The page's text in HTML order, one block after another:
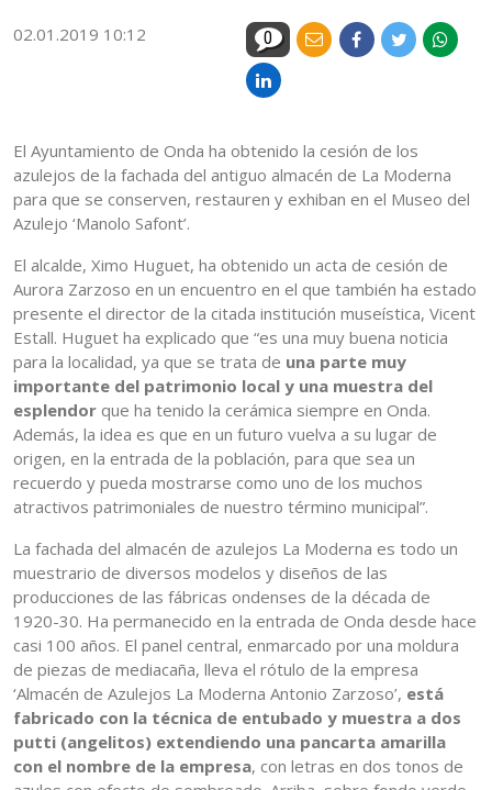
02.01.2019 10:12 0
El Ayuntamiento de Onda ha obtenido la cesión de los
azulejos de la fachada del antiguo almacén de La Moderna
para que se conserven, restauren y exhiban en el Museo del
Azulejo ‘Manolo Safont’.
El alcalde, Ximo Huguet, ha obtenido un acta de cesión de
Aurora Zarzoso en un encuentro en el que también ha estado
presente el director de la citada institución museística, Vicent
Estall. Huguet ha explicado que “es una muy buena noticia
para la localidad, ya que se trata de una parte muy
importante del patrimonio local y una muestra del
esplendor que ha tenido la cerámica siempre en Onda.
Además, la idea es que en un futuro vuelva a su lugar de
origen, en la entrada de la población, para que sea un
recuerdo y pueda mostrarse como uno de los muchos
atractivos patrimoniales de nuestro término municipal”.
La fachada del almacén de azulejos La Moderna es todo un
muestrario de diversos modelos y diseños de las
producciones de las fábricas ondenses de la década de
1920-30. Ha permanecido en la entrada de Onda desde hace
casi 100 años. El panel central, enmarcado por una moldura
de piezas de mediacaña, lleva el rótulo de la empresa
‘Almacén de Azulejos La Moderna Antonio Zarzoso’, está
fabricado con la técnica de entubado y muestra a dos
putti (angelitos) extendiendo una pancarta amarilla
con el nombre de la empresa, con letras en dos tonos de